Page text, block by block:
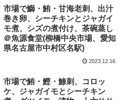
市場で鰤・鮪・甘海老刺、出汁
巻き卵、シーチキンとジャガイ
モ煮、シズの煮付け、茶碗蒸し
＠魚源食堂(柳橋中央市場、愛知
県名古屋市中村区名駅)
2023.12.16
市場で鮪・鰹・鯵刺、コロッ
ケ、ジャガイモとシーチキン